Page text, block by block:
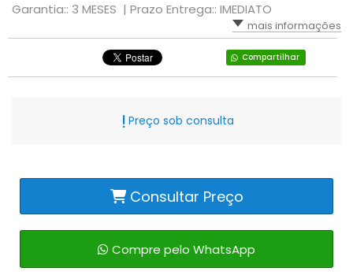
Garantia:: 3 MESES | Prazo Entrega:: IMEDIATO
mais informações
Compartilhar
Preço sob consulta
Consultar Preço
Compre pelo WhatsApp